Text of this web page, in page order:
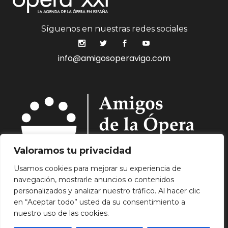
Valoramos tu privacidad
Usamos cookies para mejorar su experiencia de
navegación, mostrarle anuncios o contenidos
personalizados y analizar nuestro tráfico. Al hacer clic
en “Aceptar todo” usted da su consentimiento a
nuestro uso de las cookies.
Síguenos en nuestras redes sociales
info@amigosoperavigo.com
Quiénes Somos. Asóciate.
Mecenazgo.
Programación.
Hemeroteca.
Noticias.
Contacto.
Aviso Legal.
Política de Privacidad. Política de